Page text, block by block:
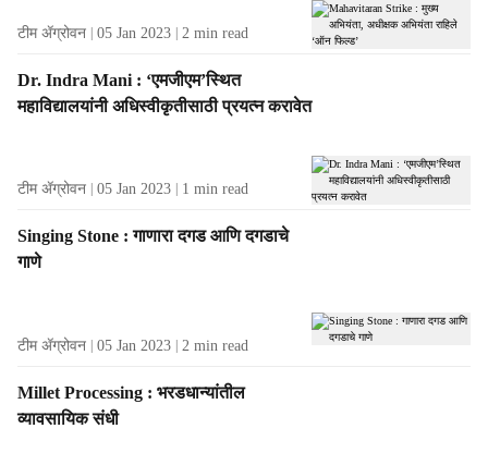
टीम ॲग्रोवन 05 Jan 2023 2 min read
Dr. Indra Mani : ‘एमजीएम’स्थित
महाविद्यालयांनी अधिस्वीकृतीसाठी प्रयत्न करावेत
टीम ॲग्रोवन 05 Jan 2023 1 min read
Singing Stone : गाणारा दगड आणि दगडाचे
गाणे
टीम ॲग्रोवन 05 Jan 2023 2 min read
Millet Processing : भरडधान्यांतील
व्यावसायिक संधी